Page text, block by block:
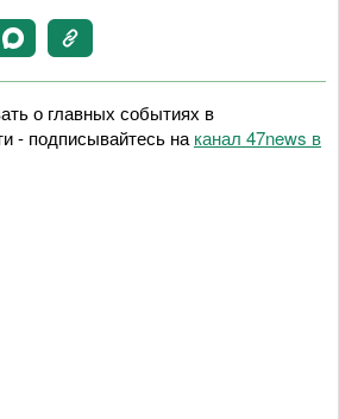
о главных событиях в
- подписывайтесь на канал 47news в